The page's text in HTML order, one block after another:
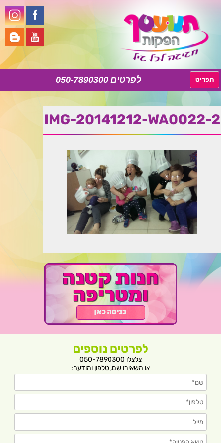
050-7890300 תפריט
לתוכן
IMG-20141212-WA0022-2
לפרטים נוספים
צלצלו 050-7890300
או השאירו שם, טלפון והודעה: